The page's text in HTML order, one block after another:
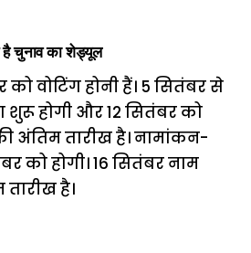
चुनाव का शेड्यूल
को वोटिंग होनी हैं। 5 सितंबर से
शुरू होगी और 12 सितंबर को
अंतिम तारीख है। नामांकन-
को होगी। 16 सितंबर नाम
है।